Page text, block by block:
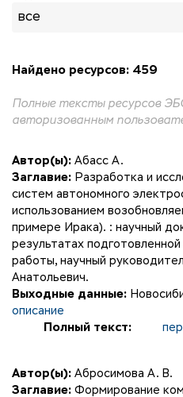
все
Найдено ресурсов: 459
Полные тексты ресурсов
авторизованным
Автор(ы): Абасс А.
Заглавие: Разработка и
систем автономного
использованием
примере Ирака). : научный
результатах
работы, научный
Анатольевич.
Выходные данные:
описание
Полный текст:
Автор(ы): Абросимова А. В.
Заглавие: Формирование